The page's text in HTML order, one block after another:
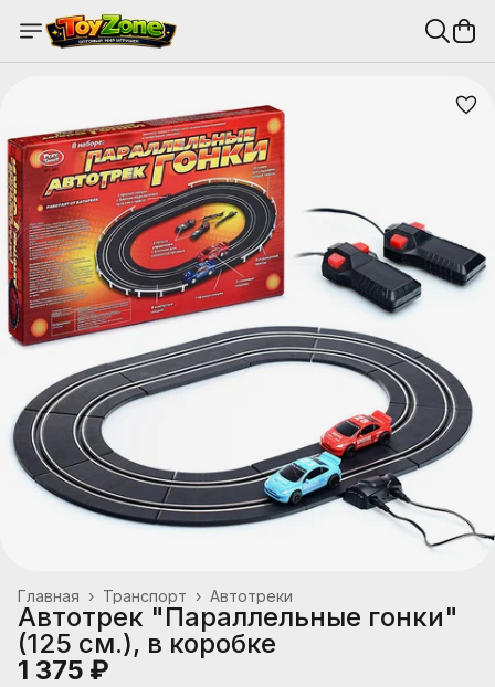
Автотреки
Транспорт ›
Главная ›
Автотрек "Параллельные гонки"
(125 см.), в коробке
1 375 ₽